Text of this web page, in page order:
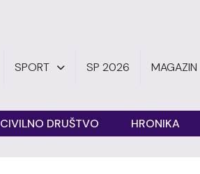
SPORT SP 2026 MAGAZIN
CIVILNO DRUŠTVO HRONIKA